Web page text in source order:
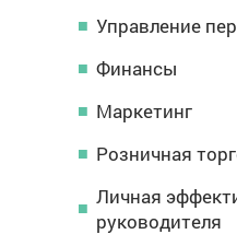
Управление
Финансы
Маркетинг
Розничная
Личная
руководителя